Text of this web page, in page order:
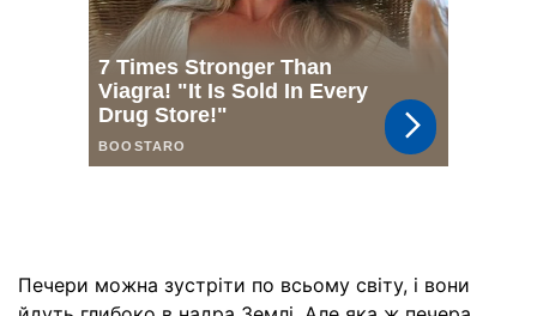
Печери можна зустріти по всьому світу, і вони